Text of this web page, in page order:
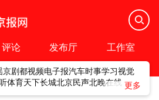
评论 发布厅 工作室
京剧都视频电子报汽车时事学习视觉
体育天下长城北京民声北晚在线